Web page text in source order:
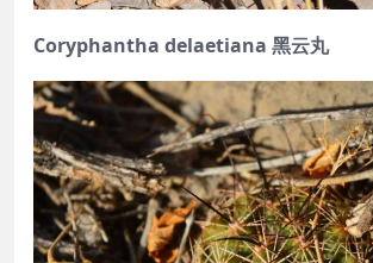
Coryphantha delaetiana 黑云丸